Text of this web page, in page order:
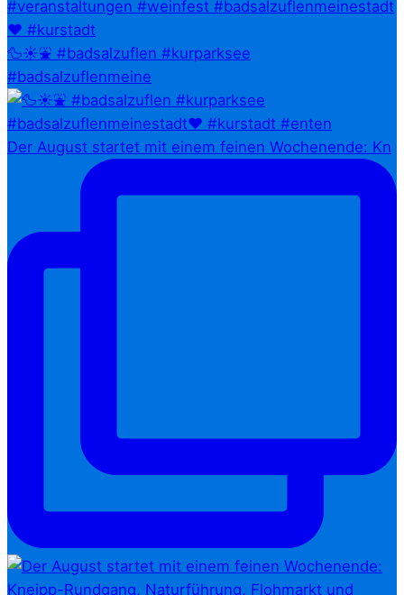
🦆☀️⛲ #badsalzuflen #kurparksee
#badsalzuflenmeine
Der August startet mit einem feinen Wochenende: Kn